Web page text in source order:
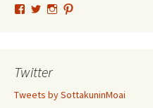
tsutomu.hattori.33
フ
ー
SottakuninMoai
フ
ー
tsutomu.hattori.33
ー ー
Twitter
Tweets by SottakuninMoai